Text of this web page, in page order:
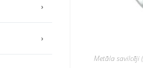
Metāla savilcēji
›
›